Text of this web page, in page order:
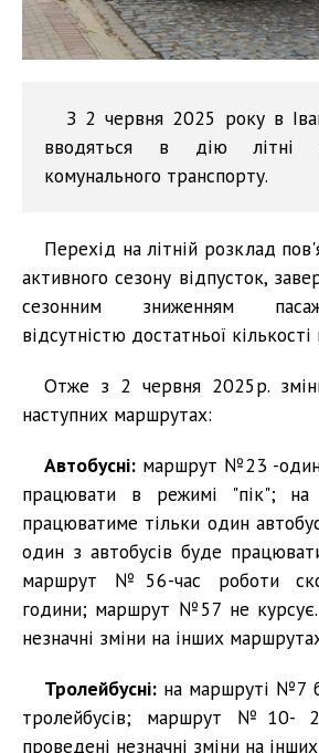
З 2 червня 2025 року в
вводяться в дію літні
комунального транспорту.
Перехід на літній розклад
активного сезону відпусток,
сезонним зниженням
відсутністю достатньої кількості
Отже з 2 червня 2025р.
наступних маршрутах:
Автобусні: маршрут №23 -один
працювати в режимі "пік";
працюватиме тільки один
один з автобусів буде
маршрут №56-час роботи
години; маршрут №57 не
незначні зміни на інших
Тролейбусні: на маршруті №7
тролейбусів; маршрут №10-
проведені незначні зміни на